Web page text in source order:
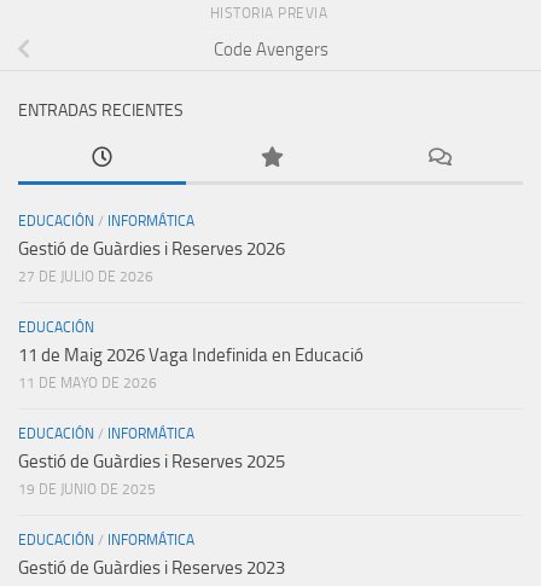
HISTORIA PREVIA
Code Avengers
ENTRADAS RECIENTES
EDUCACIÓN / INFORMÁTICA
Gestió de Guàrdies i Reserves 2026
27 DE JULIO DE 2026
EDUCACIÓN
11 de Maig 2026 Vaga Indefinida en Educació
11 DE MAYO DE 2026
EDUCACIÓN / INFORMÁTICA
Gestió de Guàrdies i Reserves 2025
19 DE JUNIO DE 2025
EDUCACIÓN / INFORMÁTICA
Gestió de Guàrdies i Reserves 2023